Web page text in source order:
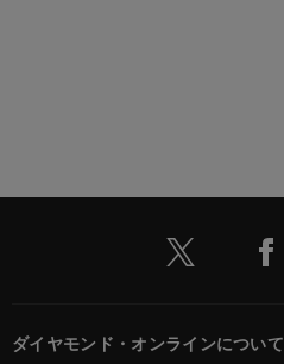
ダイヤモンド・オンラインについて